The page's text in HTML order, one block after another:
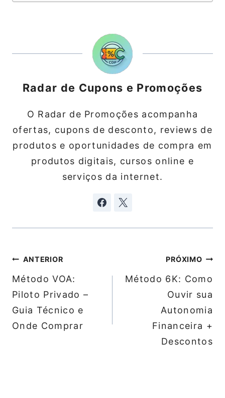
Radar de Cupons e Promoções
O Radar de Promoções acompanha
ofertas, cupons de desconto, reviews de
produtos e oportunidades de compra em
produtos digitais, cursos online e
serviços da internet.
Navegação
de
Post
ANTERIOR
Método VOA:
Piloto Privado –
Guia Técnico e
Onde Comprar
PRÓXIMO
Método 6K: Como
Ouvir sua
Autonomia
Financeira +
Descontos